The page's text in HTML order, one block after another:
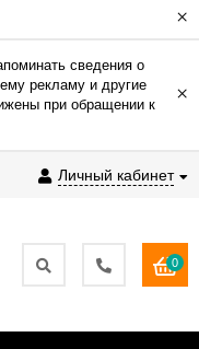
×
сведения о
рекламу и другие
при обращении к
×
Личный кабинет
0